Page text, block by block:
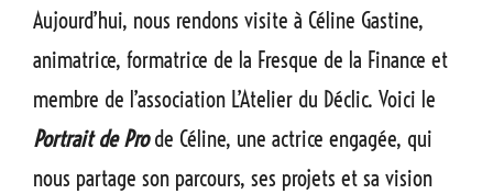
Aujourd’hui, nous rendons visite à Céline Gastine,
animatrice, formatrice de la Fresque de la Finance et
membre de l’association L’Atelier du Déclic. Voici le
Portrait de Prode Céline, une actrice engagée, qui
nous partage son parcours, ses projets et sa vision